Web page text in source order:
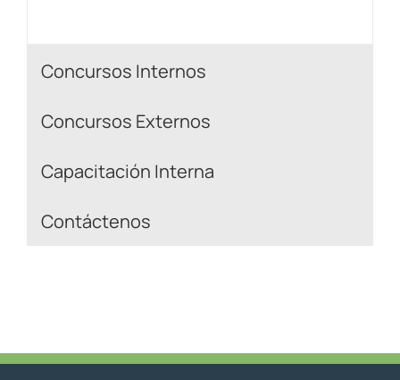
Concursos Internos
Concursos Externos
Capacitación Interna
Contáctenos